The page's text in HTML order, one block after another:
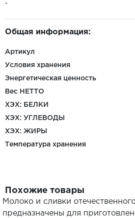
-
Общая информация:
Артикул
Условия хранения
Энергетическая ценность
Вес НЕТТО
ХЭХ: БЕЛКИ
ХЭХ: УГЛЕВОДЫ
ХЭХ: ЖИРЫ
Температура хранения
Похожие товары
Молоко и сливки
предназначены для